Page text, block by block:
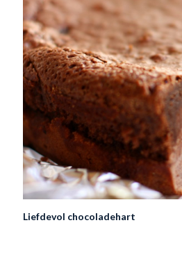
Liefdevol chocoladehart